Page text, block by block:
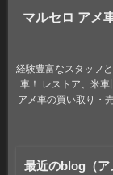
マルセロ アメ
経験豊富なスタッフ
車！ レストア、米車
アメ車の買い取り・
最近のblog（ア